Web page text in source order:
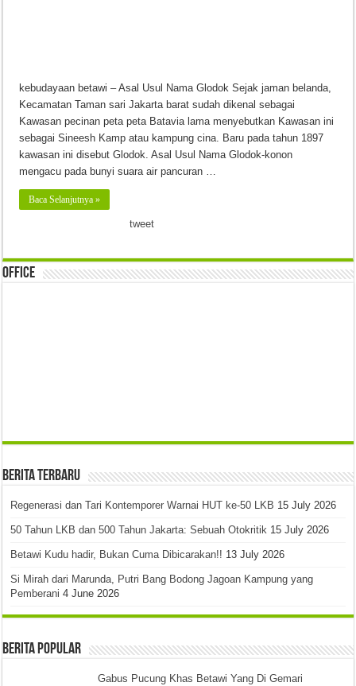
kebudayaan betawi – Asal Usul Nama Glodok Sejak jaman belanda,
Kecamatan Taman sari Jakarta barat sudah dikenal sebagai
Kawasan pecinan peta peta Batavia lama menyebutkan Kawasan ini
sebagai Sineesh Kamp atau kampung cina. Baru pada tahun 1897
kawasan ini disebut Glodok. Asal Usul Nama Glodok-konon
mengacu pada bunyi suara air pancuran …
Baca Selanjutnya »
tweet
Office
Berita Terbaru
Regenerasi dan Tari Kontemporer Warnai HUT ke-50 LKB 15 July 2026
50 Tahun LKB dan 500 Tahun Jakarta: Sebuah Otokritik 15 July 2026
Betawi Kudu hadir, Bukan Cuma Dibicarakan!! 13 July 2026
Si Mirah dari Marunda, Putri Bang Bodong Jagoan Kampung yang
Pemberani 4 June 2026
Berita Popular
Gabus Pucung Khas Betawi Yang Di Gemari